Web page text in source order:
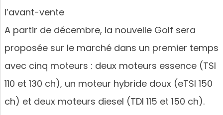
l’avant-vente
A partir de décembre, la nouvelle Golf sera
proposée sur le marché dans un premier temps
avec cinq moteurs : deux moteurs essence (TSI
110 et 130 ch), un moteur hybride doux (eTSI 150
ch) et deux moteurs diesel (TDI 115 et 150 ch).